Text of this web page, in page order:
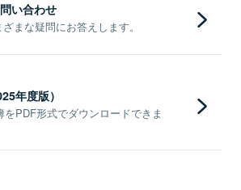
い合わせ
まな疑問にお答えします。
年度版）
PDF形式でダウンロードできま